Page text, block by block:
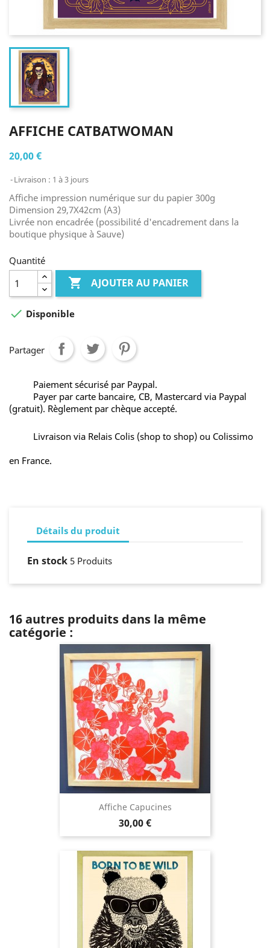
AFFICHE CATBATWOMAN
20,00 €
Livraison : 1 à 3 jours
Affiche impression numérique sur du papier 300g
Dimension 29,7X42cm (A3)
Livrée non encadrée (possibilité d'encadrement dans la
boutique physique à Sauve)
Quantité
 AJOUTER AU PANIER
 Disponible
Partager
Paiement sécurisé par Paypal.
Payer par carte bancaire, CB, Mastercard via Paypal
(gratuit). Règlement par chèque accepté.
Livraison via Relais Colis (shop to shop) ou Colissimo
en France.
Détails du produit
En stock 5 Produits
16 autres produits dans la même
catégorie :
Affiche Capucines
Prix
30,00 €